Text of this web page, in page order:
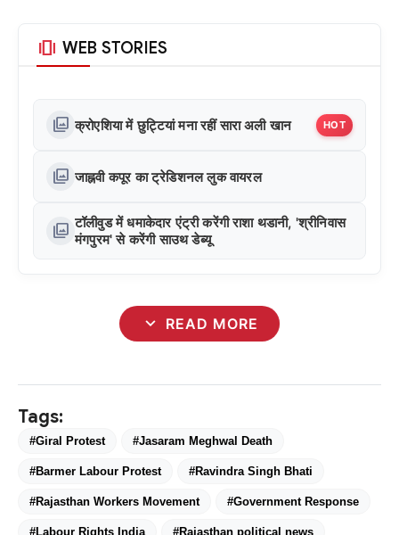
amp_stories WEB STORIES
photo_library क्रोएशिया में छुट्टियां मना रहीं सारा अली खान HOT
photo_library जाह्नवी कपूर का ट्रेडिशनल लुक वायरल
photo_library टॉलीवुड में धमाकेदार एंट्री करेंगी राशा थडानी, 'श्रीनिवास
मंगपुरम' से करेंगी साउथ डेब्यू
expand_more READ MORE
Tags:
#Giral Protest #Jasaram Meghwal Death
#Barmer Labour Protest #Ravindra Singh Bhati
#Rajasthan Workers Movement #Government Response
#Labour Rights India #Rajasthan political news